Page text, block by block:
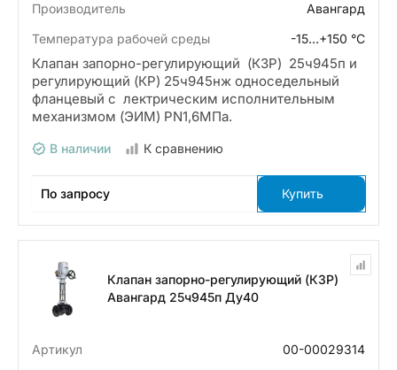
Производитель
Авангард
Температура рабочей среды
-15…+150 °С
Клапан запорно-регулирующий (КЗР) 25ч945п и
регулирующий (КР) 25ч945нж односедельный
фланцевый с лектрическим исполнительным
механизмом (ЭИМ) PN1,6МПа.
В наличии К сравнению
По запросу Купить
Клапан запорно-регулирующий (КЗР)
Авангард 25ч945п Ду40
Артикул
00-00029314